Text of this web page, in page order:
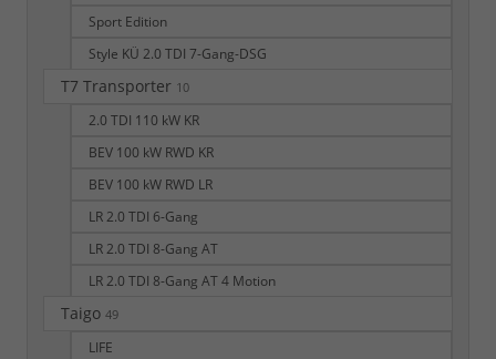
Sport Edition
Style KÜ 2.0 TDI 7-Gang-DSG
T7 Transporter 10
2.0 TDI 110 kW KR
BEV 100 kW RWD KR
BEV 100 kW RWD LR
LR 2.0 TDI 6-Gang
LR 2.0 TDI 8-Gang AT
LR 2.0 TDI 8-Gang AT 4 Motion
Taigo 49
LIFE